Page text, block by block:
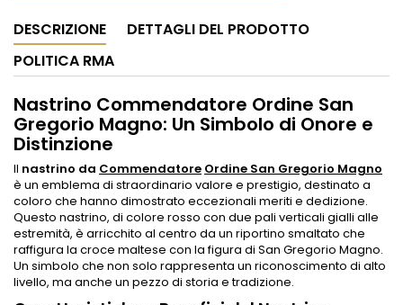
DESCRIZIONE
DETTAGLI DEL PRODOTTO
POLITICA RMA
Nastrino Commendatore Ordine San
Gregorio Magno: Un Simbolo di Onore e
Distinzione
Il nastrino da Commendatore Ordine San Gregorio Magno
è un emblema di straordinario valore e prestigio, destinato a
coloro che hanno dimostrato eccezionali meriti e dedizione.
Questo nastrino, di colore rosso con due pali verticali gialli alle
estremità, è arricchito al centro da un riportino smaltato che
raffigura la croce maltese con la figura di San Gregorio Magno.
Un simbolo che non solo rappresenta un riconoscimento di alto
livello, ma anche un pezzo di storia e tradizione.